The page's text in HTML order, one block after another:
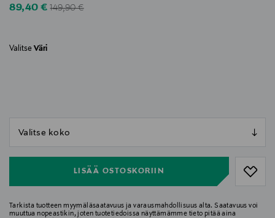
Discounted Price
89,40 €Original Price
149,90 €
Valitse Väri
LISÄÄ OSTOSKORIIN
Tarkista tuotteen myymäläsaatavuus ja varausmahdollisuus alta. Saatavuus voi
muuttua nopeastikin, joten tuotetiedoissa näyttämämme tieto pitää aina